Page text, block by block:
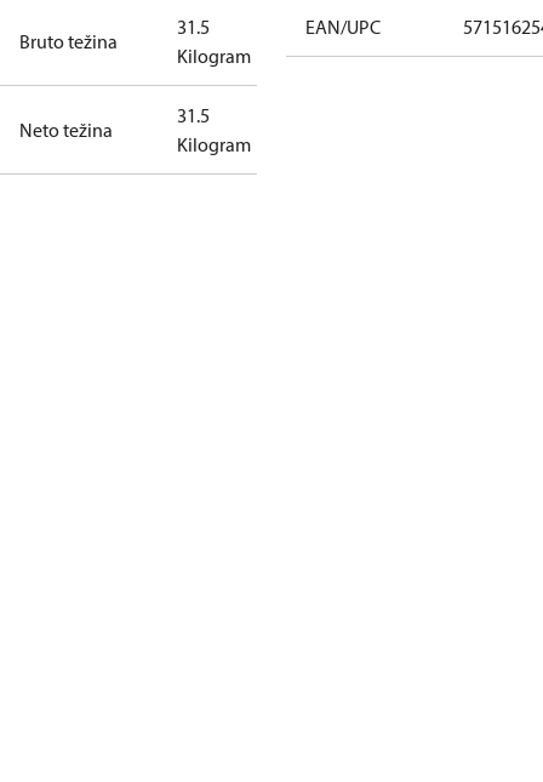
Bruto težina
31.5
Kilogram
Neto težina
31.5
Kilogram
EAN/UPC